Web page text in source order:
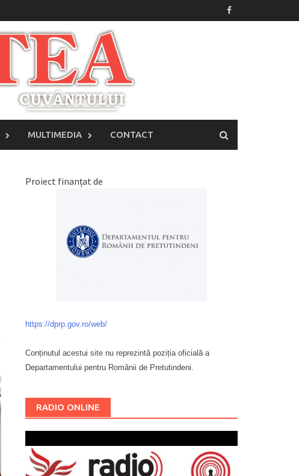
MULTIMEDIA CONTACT
Proiect finanțat de
https://dprp.gov.ro/web/
Conținutul acestui site nu reprezintă poziția oficială a
Departamentului pentru Românii de Pretutindeni.
RADIO ONLINE